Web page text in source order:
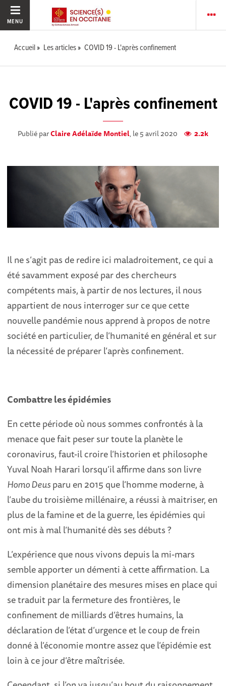
MENU
Accueil Les articles COVID 19 - L'après confinement
COVID 19 - L'après confinement
Publié parClaire Adélaïde Montiel, le 5 avril 2020 2.2k
Il ne s’agit pas de redire ici maladroitement, ce qui a
été savamment exposé par des chercheurs
compétents mais, à partir de nos lectures, il nous
appartient de nous interroger sur ce que cette
nouvelle pandémie nous apprend à propos de notre
société en particulier, de l’humanité en général et sur
la nécessité de préparer l’après confinement.
Combattre les épidémies
En cette période où nous sommes confrontés à la
menace que fait peser sur toute la planète le
coronavirus, faut-il croire l’historien et philosophe
Yuval Noah Harari lorsqu’il affirme dans son livre
Homo Deusparu en 2015 que l’homme moderne, à
l’aube du troisième millénaire, a réussi à maitriser, en
plus de la famine et de la guerre, les épidémies qui
ont mis à mal l’humanité dès ses débuts ?
L’expérience que nous vivons depuis la mi-mars
semble apporter un démenti à cette affirmation. La
dimension planétaire des mesures mises en place qui
se traduit par la fermeture des frontières, le
confinement de milliards d’êtres humains, la
déclaration de l’état d’urgence et le coup de frein
donné à l’économie montre assez que l’épidémie est
loin à ce jour d’être maîtrisée.